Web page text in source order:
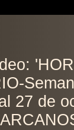
27 de